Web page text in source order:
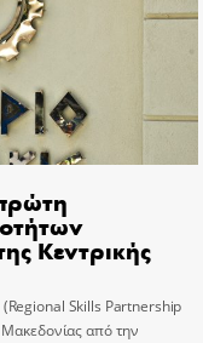
Κεντρικής
Skills Partnership
Μακεδονίας από την